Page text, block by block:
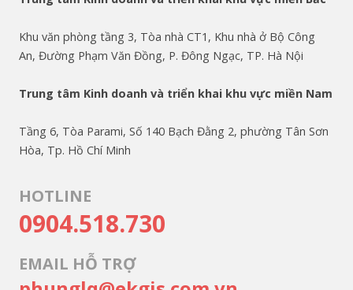
Khu văn phòng tầng 3, Tòa nhà CT1, Khu nhà ở Bộ Công
An, Đường Phạm Văn Đồng, P. Đông Ngạc, TP. Hà Nội
Trung tâm Kinh doanh và triển khai khu vực miền Nam
Tầng 6, Tòa Parami, Số 140 Bạch Đằng 2, phường Tân Sơn
Hòa, Tp. Hồ Chí Minh
HOTLINE
0904.518.730
EMAIL HỖ TRỢ